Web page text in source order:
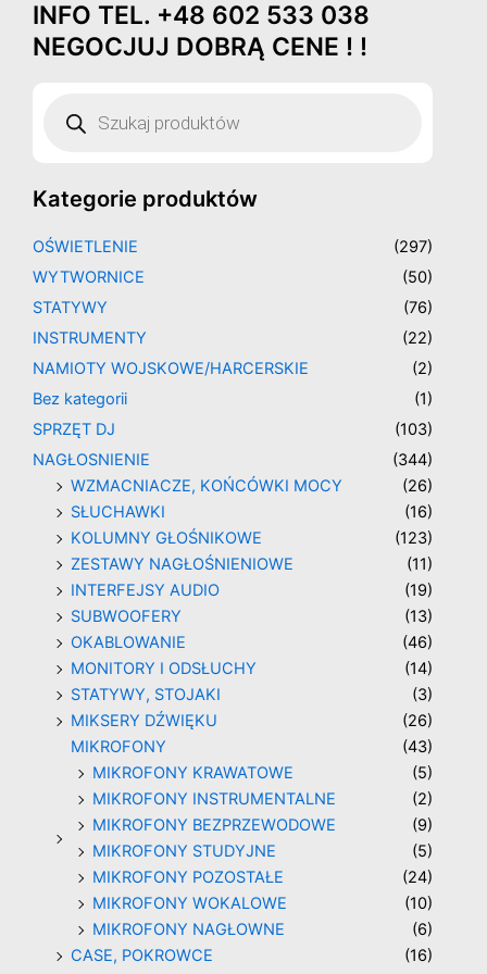
PrzejdźINFO TEL. +48 602 533 038
NEGOCJUJ DOBRĄ CENE ! !
produktów
Kategorie produktów
OŚWIETLENIE
(297)
WYTWORNICE
(50)
STATYWY
(76)
INSTRUMENTY
(22)
NAMIOTY WOJSKOWE/HARCERSKIE
(2)
Bez kategorii
(1)
SPRZĘT DJ
(103)
NAGŁOSNIENIE
(344)
WZMACNIACZE, KOŃCÓWKI MOCY
(26)
SŁUCHAWKI
(16)
KOLUMNY GŁOŚNIKOWE
(123)
ZESTAWY NAGŁOŚNIENIOWE
(11)
INTERFEJSY AUDIO
(19)
SUBWOOFERY
(13)
OKABLOWANIE
(46)
MONITORY I ODSŁUCHY
(14)
STATYWY, STOJAKI
(3)
MIKSERY DŹWIĘKU
(26)
MIKROFONY
(43)
MIKROFONY KRAWATOWE
(5)
MIKROFONY INSTRUMENTALNE
(2)
MIKROFONY BEZPRZEWODOWE
(9)
MIKROFONY STUDYJNE
(5)
MIKROFONY POZOSTAŁE
(24)
MIKROFONY WOKALOWE
(10)
MIKROFONY NAGŁOWNE
(6)
CASE, POKROWCE
(16)